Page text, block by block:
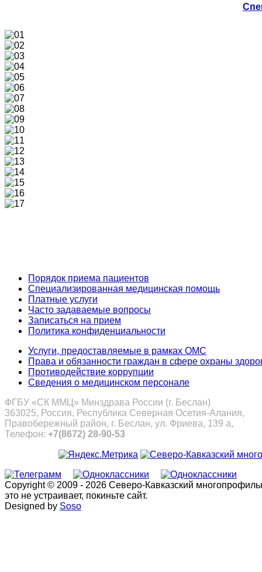
Порядок приема пациентов
Специализированная медицинская помощь
Платные услуги
Часто задаваемые вопросы
Записаться на прием
Политика конфиденциальности
Услуги, предоставляемые в рамках ОМС
Права и обязанности граждан в сфере охраны
Противодействие коррупции
Сведения о медицинском персонале
ФГБУ «СК ММЦ» Минздрава России (г. Беслан)
363025, Россия, Республика Северная Осетия-Алания,
Правобережный район, г. Беслан, ул. Фриева, 139 а,
Телефон: +7(8672) 28-90-53
Copyright © 2009 - 2026 Северо-Кавказский
это не устраивает, покиньте сайт.
Designed by Soso